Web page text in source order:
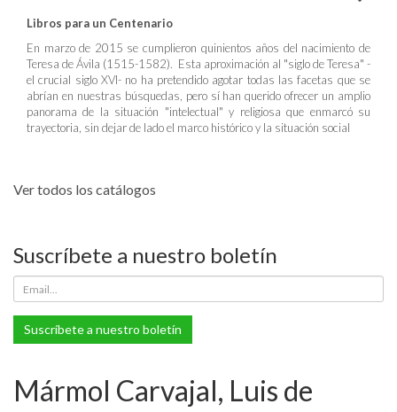
Libros para un Centenario
En marzo de 2015 se cumplieron quinientos años del nacimiento de
Teresa de Ávila (1515-1582). Esta aproximación al "siglo de Teresa" -
el crucial siglo XVI- no ha pretendido agotar todas las facetas que se
abrían en nuestras búsquedas, pero sí han querido ofrecer un amplio
panorama de la situación "intelectual" y religiosa que enmarcó su
trayectoria, sin dejar de lado el marco histórico y la situación social
Ver todos los catálogos
Suscríbete a nuestro boletín
Suscríbete a nuestro boletín
Mármol Carvajal, Luis de